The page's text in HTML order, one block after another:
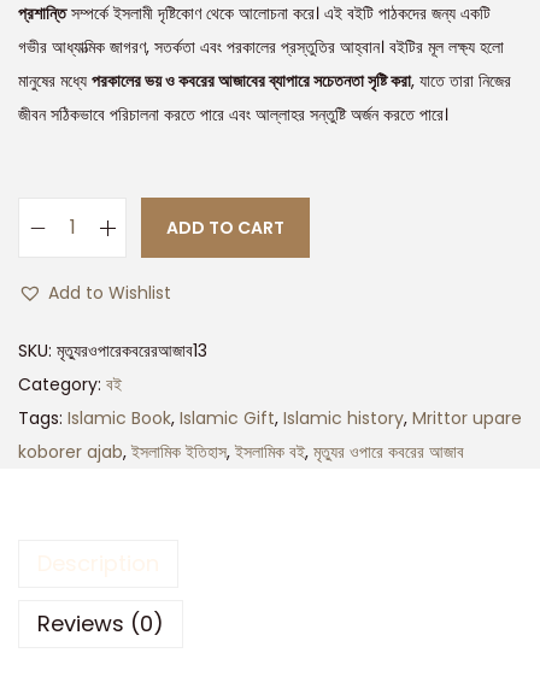
প্রশান্তিসম্পর্কে ইসলামী দৃষ্টিকোণ থেকে আলোচনা করে। এই বইটি পাঠকদের জন্য একটি
গভীর আধ্যাত্মিক জাগরণ, সতর্কতা এবং পরকালের প্রস্তুতির আহ্বান। বইটির মূল লক্ষ্য হলো
মানুষের মধ্যে পরকালের ভয় ও কবরের আজাবের ব্যাপারে সচেতনতা সৃষ্টি করা, যাতে তারা নিজের
জীবন সঠিকভাবে পরিচালনা করতে পারে এবং আল্লাহর সন্তুষ্টি অর্জন করতে পারে।
ADD TO CART
Add to Wishlist
SKU: মৃত্যুরওপারেকবরেরআজাব13
Category: বই
Tags: Islamic Book, Islamic Gift, Islamic history, Mrittor upare
koborer ajab, ইসলামিক ইতিহাস, ইসলামিক বই, মৃত্যুর ওপারে কবরের আজাব
Reviews (0)